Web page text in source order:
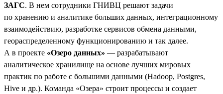
ЗАГС. В нем сотрудники ГНИВЦ решают задачи
по хранению и аналитике больших данных, интеграционному
взаимодействию, разработке сервисов обмена данными,
геораспределенному функционированию и так далее.
А в проекте «Озеро данных» — разрабатывают
аналитическое хранилище на основе лучших мировых
практик по работе с большими данными (Hadoop, Postgres,
Hive и др.). Команда «Озера» строит процессы и создает